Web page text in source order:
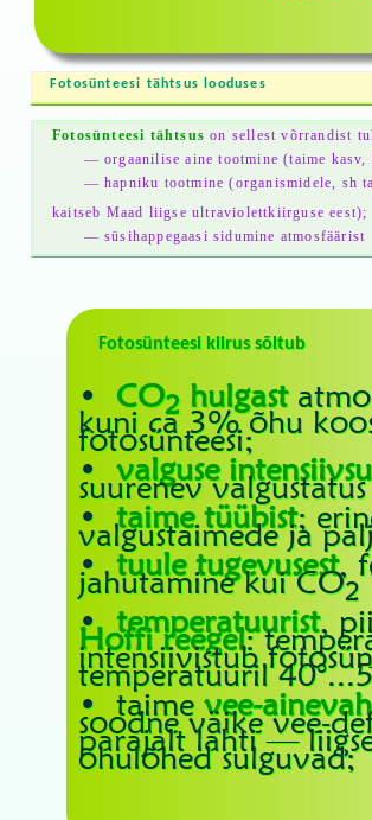
Fotosünteesi tähtsus looduses
Fotosünteesi tähtsus on sellest võrrandist
— orgaanilise aine tootmine (taime
— hapniku tootmine (organismidele, sh
kaitseb Maad liigse ultraviolettkiirguse eest);
— süsihappegaasi sidumine atmosfäärist
Fotosünteesi kiirus sõltub
• CO2hulgast
kuni ca 3% õhu
fotosünteesi;
• valguse
suurenev
•taime tüübist;
valgustaimede ja
•tuule tugevusest,
jahutamine kui CO2
• temperatuurist,
Hoffi reegel:
intensiivistub
temperatuuril
• taime vee-
soodne väike vee-
parajalt lahti —
õhulõhed sulguvad;